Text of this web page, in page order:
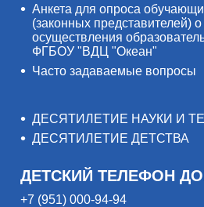
Анкета для опроса
(законных представителей)
осуществления
ФГБОУ "ВДЦ "Океан"
Часто задаваемые вопросы
ДЕСЯТИЛЕТИЕ НАУКИ И
ДЕСЯТИЛЕТИЕ ДЕТСТВА
ДЕТСКИЙ ТЕЛЕФОН
+7 (951) 000-94-94